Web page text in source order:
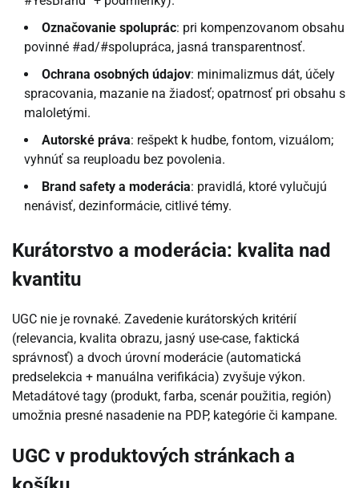
Označovanie spoluprác: pri kompenzovanom obsahu
povinné #ad/#spolupráca, jasná transparentnosť.
Ochrana osobných údajov: minimalizmus dát, účely
spracovania, mazanie na žiadosť; opatrnosť pri obsahu s
maloletými.
Autorské práva: rešpekt k hudbe, fontom, vizuálom;
vyhnúť sa reuploadu bez povolenia.
Brand safety a moderácia: pravidlá, ktoré vylučujú
nenávisť, dezinformácie, citlivé témy.
Kurátorstvo a moderácia: kvalita nad
kvantitu
UGC nie je rovnaké. Zavedenie kurátorských kritérií
(relevancia, kvalita obrazu, jasný use-case, faktická
správnosť) a dvoch úrovní moderácie (automatická
predselekcia + manuálna verifikácia) zvyšuje výkon.
Metadátové tagy (produkt, farba, scenár použitia, región)
umožnia presné nasadenie na PDP, kategórie či kampane.
UGC v produktových stránkach a